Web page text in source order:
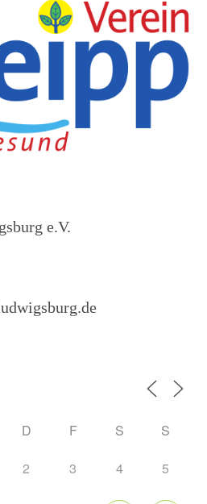
e.V.
D F S S
2 3 4 5